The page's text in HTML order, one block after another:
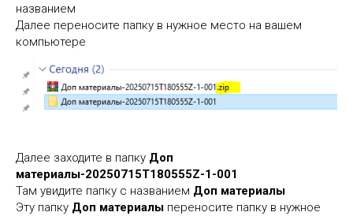
названием
Далее переносите папку в нужное место на вашем
компьютере
Далее заходите в папку Доп
материалы-20250715T180555Z-1-001
Там увидите папку с названием Доп материалы
Эту папку Доп материалы переносите папку в нужное